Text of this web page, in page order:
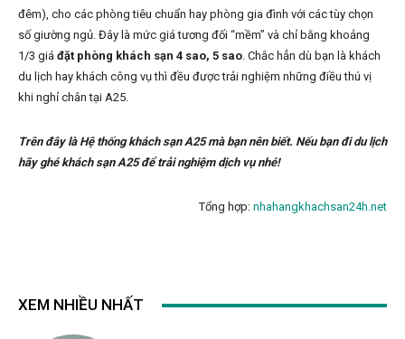
đêm), cho các phòng tiêu chuẩn hay phòng gia đình với các tùy chọn
số giường ngủ. Đây là mức giá tương đối “mềm” và chỉ bằng khoảng
1/3 giá đặt phòng khách sạn 4 sao, 5 sao. Chắc hẳn dù bạn là khách
du lịch hay khách công vụ thì đều được trải nghiệm những điều thú vị
khi nghỉ chân tại A25.
Trên đây là Hệ thống khách sạn A25 mà bạn nên biết. Nếu bạn đi du lịch
hãy ghé khách sạn A25 để trải nghiệm dịch vụ nhé!
Tổng hợp: nhahangkhachsan24h.net
XEM NHIỀU NHẤT